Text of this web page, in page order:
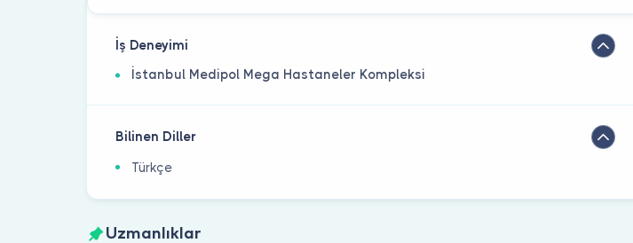
İş Deneyimi
İstanbul Medipol Mega Hastaneler Kompleksi
Bilinen Diller
Türkçe
Uzmanlıklar